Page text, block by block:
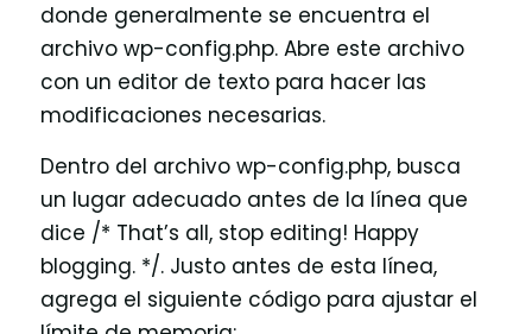
donde generalmente se encuentra el
archivo wp-config.php. Abre este archivo
con un editor de texto para hacer las
modificaciones necesarias.
Dentro del archivo wp-config.php, busca
un lugar adecuado antes de la línea que
dice /* That’s all, stop editing! Happy
blogging. */. Justo antes de esta línea,
agrega el siguiente código para ajustar el